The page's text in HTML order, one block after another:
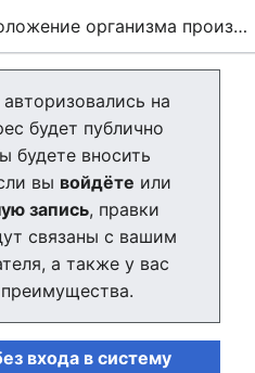
организма
Если через несколько
видеть это
перезагрузите страницу
организма произвольной степени
на
будет публично
будете вносить
вы войдёте или
запись, правки
связаны с вашим
а также у вас
входа в систему